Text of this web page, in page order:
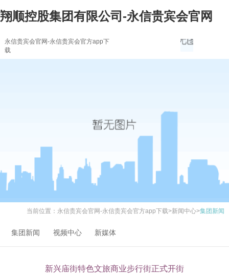
翔顺控股集团有限公司-永信贵宾会官网
永信贵宾会官网-永信贵宾会官方app下
载
当前位置： 永信贵宾会官网-永信贵宾会官方app下载>新闻中心>集团新闻
集团新闻 视频中心 新媒体
新兴庙街特色文旅商业步行街正式开街